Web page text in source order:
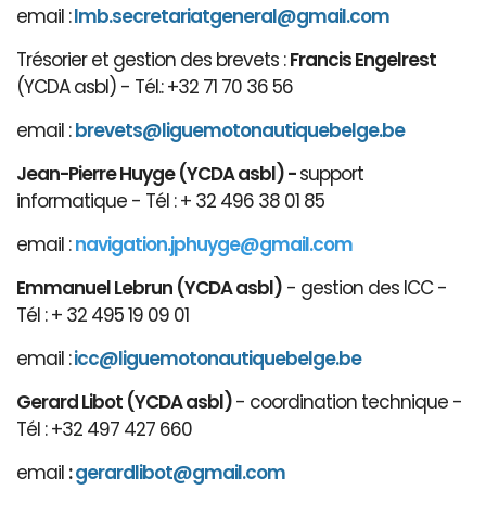
email :lmb.secretariatgeneral@gmail.com
Trésorier et gestion des brevets :Francis Engelrest
(YCDA asbl) - Tél.: +32 71 70 36 56
email :brevets@liguemotonautiquebelge.be
Jean-Pierre Huyge (YCDA asbl) -support
informatique - Tél : + 32 496 38 01 85
email :navigation.jphuyge@gmail.com
Emmanuel Lebrun (YCDA asbl) - gestion des ICC -
Tél : + 32 495 19 09 01
email :icc@liguemotonautiquebelge.be
Gerard Libot (YCDA asbl)- coordination technique -
Tél : +32 497 427 660
email :gerardlibot@gmail.com